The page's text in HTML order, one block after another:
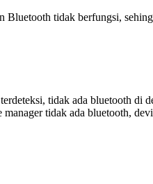
tidak berfungsi,
tidak ada bluetooth di
tidak ada bluetooth,